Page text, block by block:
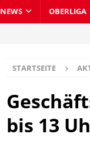
NEWS OBERLIGA
STARTSEITE
bis 13